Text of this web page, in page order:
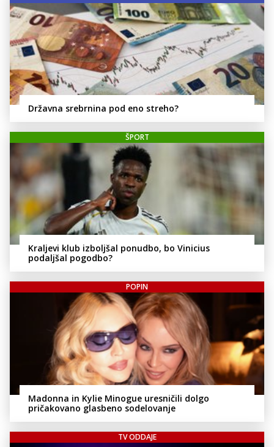
Državna srebrnina pod eno streho?
ŠPORT
Kraljevi klub izboljšal ponudbo, bo Vinicius
podaljšal pogodbo?
POPIN
Madonna in Kylie Minogue uresničili dolgo
pričakovano glasbeno sodelovanje
TV ODDAJE